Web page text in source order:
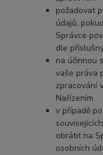
požadovat
údajů,
Správce
dle
na účinnou
vaše práva
zpracování
Nařízením
v případě
obrátit na
osobních